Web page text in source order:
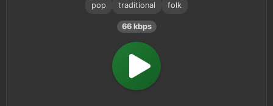
pop traditional folk
66 kbps